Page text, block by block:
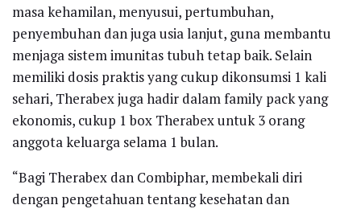
masa kehamilan, menyusui, pertumbuhan,
penyembuhan dan juga usia lanjut, guna membantu
menjaga sistem imunitas tubuh tetap baik. Selain
memiliki dosis praktis yang cukup dikonsumsi 1 kali
sehari, Therabex juga hadir dalam family pack yang
ekonomis, cukup 1 box Therabex untuk 3 orang
anggota keluarga selama 1 bulan.
“Bagi Therabex dan Combiphar, membekali diri
dengan pengetahuan tentang kesehatan dan